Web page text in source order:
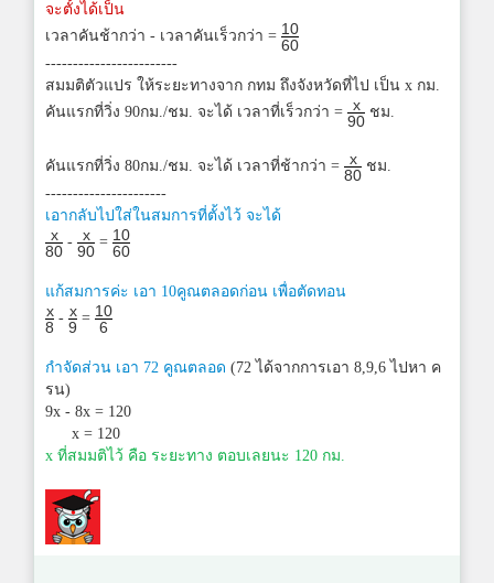
จะตั้งได้เป็น
เวลาคันช้ากว่า - เวลาคันเร็วกว่า = 10
60
------------------------
สมมติตัวแปร ให้ระยะทางจาก กทม ถึงจังหวัดที่ไป เป็น x กม.
คันแรกที่วิ่ง 90กม./ชม. จะได้ เวลาที่เร็วกว่า = x
90
ชม.
คันแรกที่วิ่ง 80กม./ชม. จะได้ เวลาที่ช้ากว่า = x
80
ชม.
----------------------
เอากลับไปใส่ในสมการที่ตั้งไว้ จะได้
x
80
- x
90
= 10
60
แก้สมการค่ะ เอา 10คูณตลอดก่อน เพื่อตัดทอน
x
8
- x
9
= 10
6
กำจัดส่วน เอา 72 คูณตลอด (72 ได้จากการเอา 8,9,6 ไปหา ค
รน)
9x - 8x = 120
x = 120
x ที่สมมติไว้ คือ ระยะทาง ตอบเลยนะ 120 กม.